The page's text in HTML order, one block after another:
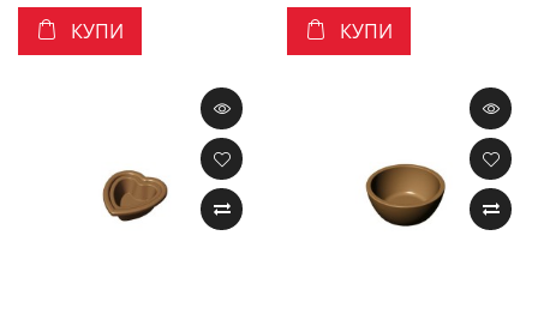
КУПИ КУПИ